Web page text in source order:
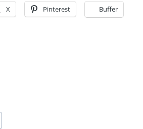
X Pinterest Buffer